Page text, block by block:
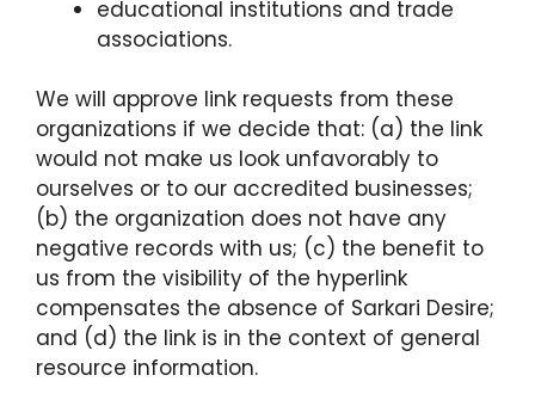
educational institutions and trade
associations.
We will approve link requests from these
organizations if we decide that: (a) the link
would not make us look unfavorably to
ourselves or to our accredited businesses;
(b) the organization does not have any
negative records with us; (c) the benefit to
us from the visibility of the hyperlink
compensates the absence of Sarkari Desire;
and (d) the link is in the context of general
resource information.